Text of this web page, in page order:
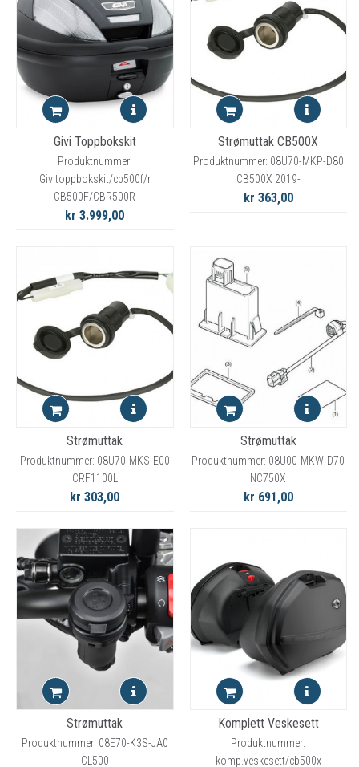
Givi Toppbokskit
Produktnummer:
Givitoppbokskit/cb500f/r
CB500F/CBR500R
kr 3.999,00
Strømuttak CB500X
Produktnummer: 08U70-MKP-D80
CB500X 2019-
kr 363,00
Strømuttak
Produktnummer: 08U70-MKS-E00
CRF1100L
kr 303,00
Strømuttak
Produktnummer: 08U00-MKW-D70
NC750X
kr 691,00
Strømuttak
Produktnummer: 08E70-K3S-JA0
CL500
Komplett Veskesett
Produktnummer:
komp.veskesett/cb500x